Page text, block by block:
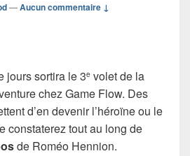
—Aucun commentaire ↓
jours sortira le 3e volet de la
chez Game Flow. Des
d’en devenir l’héroïne ou le
constaterez tout au long de
de Roméo Hennion.